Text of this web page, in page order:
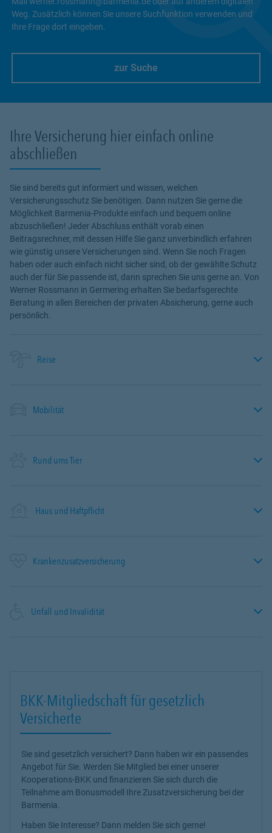
Weg. Zusätzlich können Sie unsere Suchfunktion verwenden und
Ihre Frage dort eingeben.
zur Suche
Ihre Versicherung hier einfach online
abschließen
Sie sind bereits gut informiert und wissen, welchen
Versicherungsschutz Sie benötigen. Dann nutzen Sie gerne die
Möglichkeit Barmenia-Produkte einfach und bequem online
abzuschließen! Jeder Abschluss enthält vorab einen
Beitragsrechner, mit dessen Hilfe Sie ganz unverbindlich erfahren
wie günstig unsere Versicherungen sind. Wenn Sie noch Fragen
haben oder auch einfach nicht sicher sind, ob der gewählte Schutz
auch der für Sie passende ist, dann sprechen Sie uns gerne an. Von
Werner Rossmann in Germering erhalten Sie bedarfsgerechte
Beratung in allen Bereichen der privaten Absicherung, gerne auch
persönlich.
Reise
Mobilität
Rund ums Tier
Haus und Haftpflicht
Krankenzusatzversicherung
Unfall und Invalidität
BKK-Mitgliedschaft für gesetzlich
Versicherte
Sie sind gesetzlich versichert? Dann haben wir ein passendes
Angebot für Sie. Werden Sie Mitglied bei einer unserer
Kooperations-BKK und finanzieren Sie sich durch die
Teilnahme am Bonusmodell Ihre Zusatzversicherung bei der
Barmenia.
Haben Sie Interesse? Dann melden Sie sich gerne!